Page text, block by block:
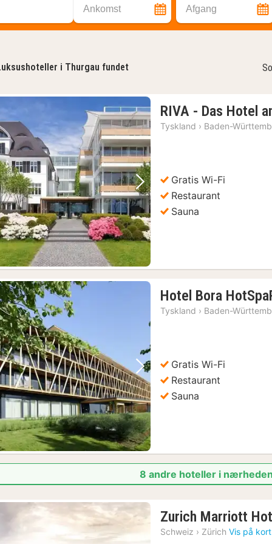
Ankomst Afgang
i Thurgau fundet
Forrige billede Næste billede
RIVA - Das Hotel
Tyskland › Baden-
Gratis Wi-Fi
Restaurant
Sauna
Forrige billede Næste billede
Hotel Bora
Tyskland › Baden-
Gratis Wi-Fi
Restaurant
Sauna
8 andre hoteller i
Zurich Marriott
Schweiz › Zürich Vis på kort